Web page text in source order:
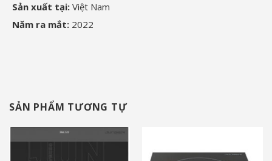
Sản xuất tại: Việt Nam
Năm ra mắt: 2022
SẢN PHẨM TƯƠNG TỰ